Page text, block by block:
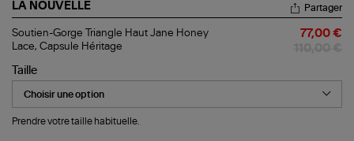
LA NOUVELLE
Soutien-
Gorge
Triangle
Haut
Jane
Honey
Lace,
Capsule
Partager
Soutien-Gorge Triangle Haut Jane Honey
Lace, Capsule Héritage
77,00 €
Taille
Prendre votre taille habituelle.